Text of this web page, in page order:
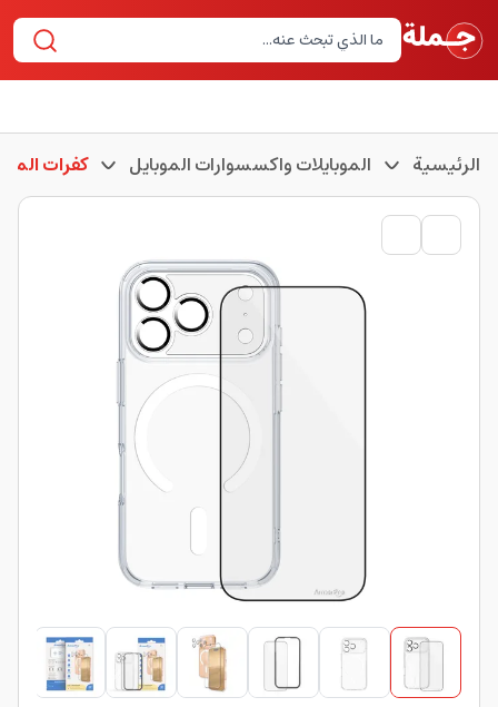
الرئيسية الموبايلات واكسسوارات الموبايل كفرات